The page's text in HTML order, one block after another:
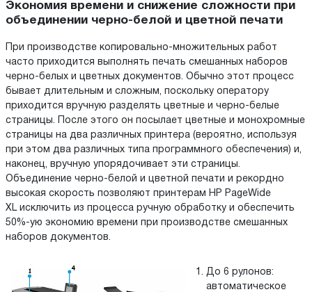
Экономия времени и снижение сложности при
объединении черно-белой и цветной печати
При производстве копировально-множительных работ
часто приходится выполнять печать смешанных наборов
черно-белых и цветных документов. Обычно этот процесс
бывает длительным и сложным, поскольку оператору
приходится вручную разделять цветные и черно-белые
страницы. После этого он посылает цветные и монохромные
страницы на два различных принтера (вероятно, используя
при этом два различных типа программного обеспечения) и,
наконец, вручную упорядочивает эти страницы.
Объединение черно-белой и цветной печати и рекордно
высокая скорость позволяют принтерам HP PageWide
XL исключить из процесса ручную обработку и обеспечить
50%-ую экономию времени при производстве смешанных
наборов документов.
До 6 рулонов:
автоматическое